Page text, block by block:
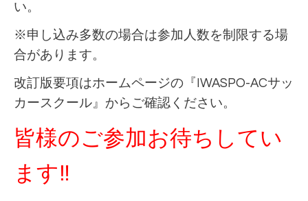
い。
※申し込み多数の場合は参加人数を制限する場
合があります。
改訂版要項はホームページの『IWASPO-ACサッ
カースクール』からご確認ください。
皆様のご参加お待ちしてい
ます‼